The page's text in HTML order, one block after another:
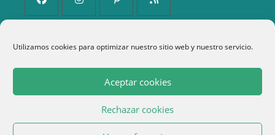
Utilizamos cookies para optimizar nuestro sitio web y nuestro servicio.
Aceptar cookies
Rechazar cookies
Se
en
una
pestaña
Se
en
una
pestaña
Se
en
una
nueva
pestaña
Se
en
una
nueva
pestaña
Política de Privacidad
Aviso Legal
Términos y condiciones